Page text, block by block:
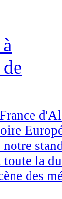
la
des